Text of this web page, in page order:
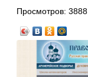
Просмотров: 3888